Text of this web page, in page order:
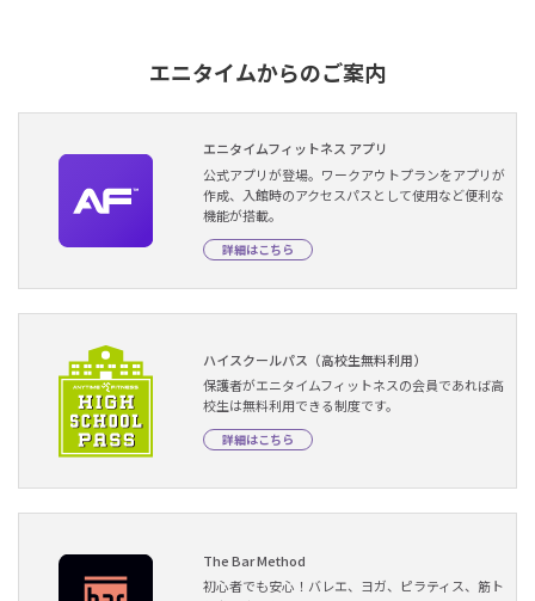
エニタイムからのご案内
エニタイムフィットネス アプリ
公式アプリが登場。ワークアウトプランをアプリが
作成、入館時のアクセスパスとして使用など便利な
機能が搭載。
詳細はこちら
ハイスクールパス（高校生無料利用）
保護者がエニタイムフィットネスの会員であれば高
校生は無料利用できる制度です。
詳細はこちら
The Bar Method
初心者でも安心！バレエ、ヨガ、ピラティス、筋ト